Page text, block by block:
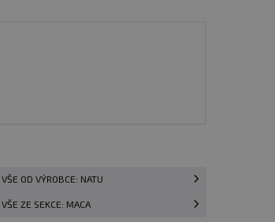
VŠE OD VÝROBCE: NATU
VŠE ZE SEKCE: MACA